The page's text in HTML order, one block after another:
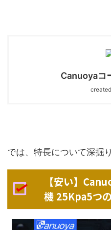
Canuoyaコ
では、特長について深掘
【安い】
機 25Kpa5つ